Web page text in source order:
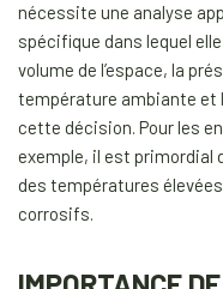
nécessite une analyse
spécifique dans lequel
volume de l’espace, la
température ambiante et
cette décision. Pour les
exemple, il est primordial
des températures
corrosifs.